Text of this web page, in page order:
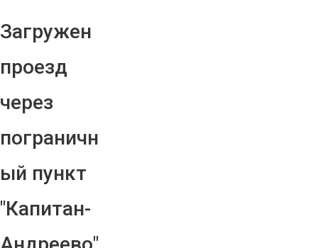
Загружен
проезд
через
пограничн
ый пункт
"Капитан-